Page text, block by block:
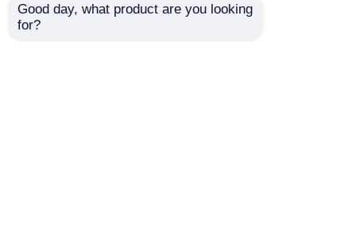
Good day, what product are you looking
for?